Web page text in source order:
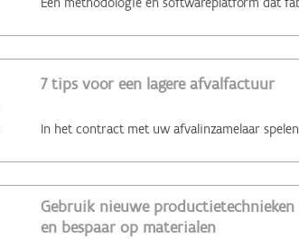
7 tips voor een lagere afvalfactuur
Gebruik nieuwe
en bespaar op materialen